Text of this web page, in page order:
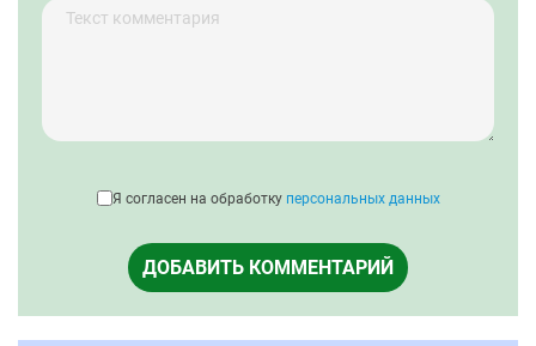
Я согласен на обработку персональных данных
ДОБАВИТЬ КОММЕНТАРИЙ